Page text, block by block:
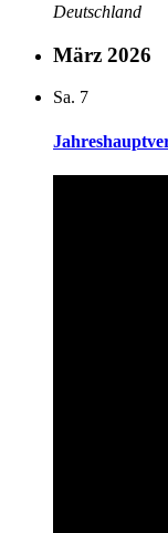
Deutschland
März 2026
Sa. 7